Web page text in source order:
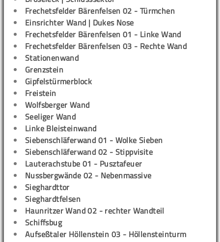
Frechetsfelder Bärenfelsen 02 - Türmchen
Einsrichter Wand | Dukes Nose
Frechetsfelder Bärenfelsen 01 - Linke Wand
Frechetsfelder Bärenfelsen 03 - Rechte Wand
Stationenwand
Grenzstein
Gipfelstürmerblock
Freistein
Wolfsberger Wand
Seeliger Wand
Linke Bleisteinwand
Siebenschläferwand 01 - Wolke Sieben
Siebenschläferwand 02 - Stippvisite
Lauterachstube 01 - Pusztafeuer
Nussbergwände 02 - Nebenmassive
Sieghardttor
Sieghardtfelsen
Haunritzer Wand 02 - rechter Wandteil
Schiffsbug
Aufseßtaler Höllenstein 03 - Höllensteinturm